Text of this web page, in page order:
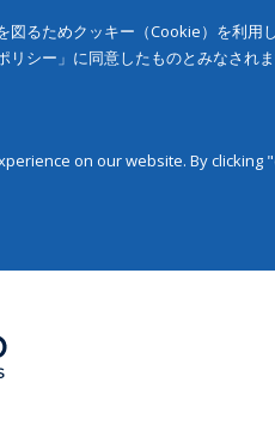
図るためクッキー（Cookie）を利
シー」に同意したものとみなされ
on our website. By